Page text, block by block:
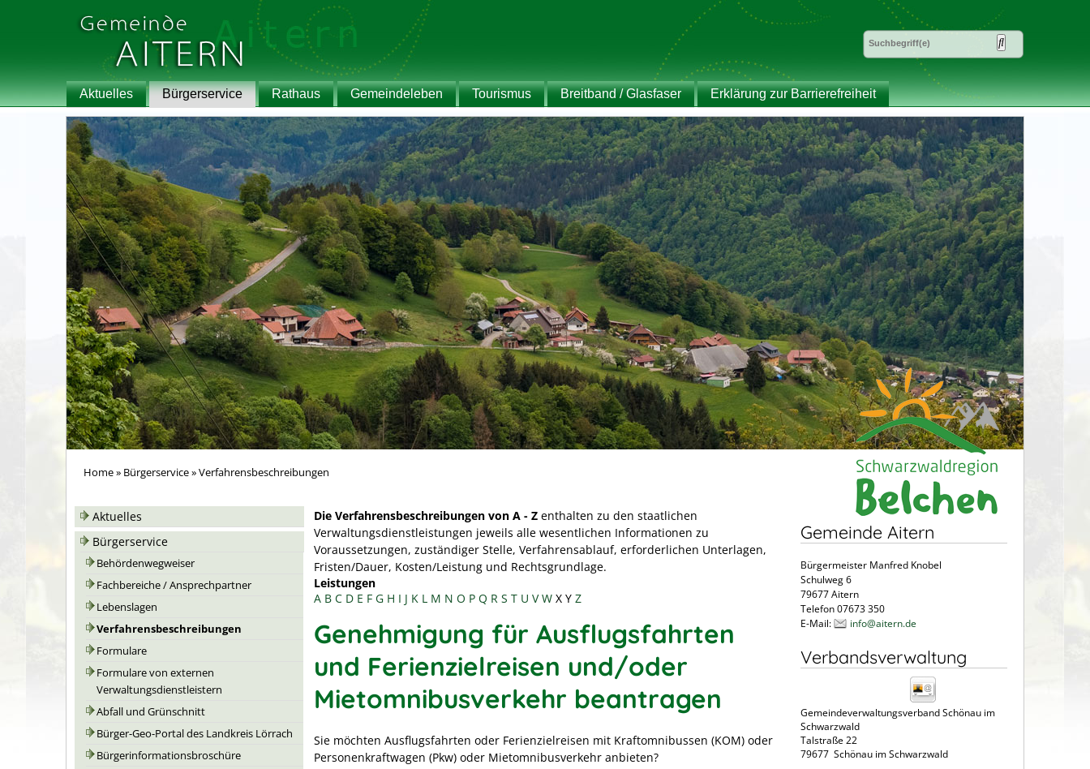
Aktuelles Bürgerservice Rathaus Gemeindeleben Tourismus Breitband / Glasfaser Erklärung zur Barrierefreiheit
Home» Bürgerservice»Verfahrensbeschreibungen
Aktuelles
Bürgerservice
Behördenwegweiser
Fachbereiche / Ansprechpartner
Lebenslagen
Verfahrensbeschreibungen
Formulare
Formulare von externen
Verwaltungsdienstleistern
Abfall und Grünschnitt
Bürger-Geo-Portal des Landkreis Lörrach
Bürgerinformationsbroschüre
Die Verfahrensbeschreibungen von A - Z enthalten zu den staatlichen
Verwaltungsdienstleistungen jeweils alle wesentlichen Informationen zu
Voraussetzungen, zuständiger Stelle, Verfahrensablauf, erforderlichen Unterlagen,
Fristen/Dauer, Kosten/Leistung und Rechtsgrundlage.
Leistungen
A B C D E F G H I J K L M N O P Q R S T U V W X Y Z
Genehmigung für Ausflugsfahrten
und Ferienzielreisen und/oder
Mietomnibusverkehr beantragen
Sie möchten Ausflugsfahrten oder Ferienzielreisen mit Kraftomnibussen (KOM) oder
Personenkraftwagen (Pkw) oder Mietomnibusverkehr anbieten?
Gemeinde Aitern
Bürgermeister Manfred Knobel
Schulweg 6
79677 Aitern
Telefon 07673 350
E-Mail:
info@aitern.de
Verbandsverwaltung
Gemeindeverwaltungsverband Schönau im
Schwarzwald
Talstraße 22
79677 Schönau im Schwarzwald